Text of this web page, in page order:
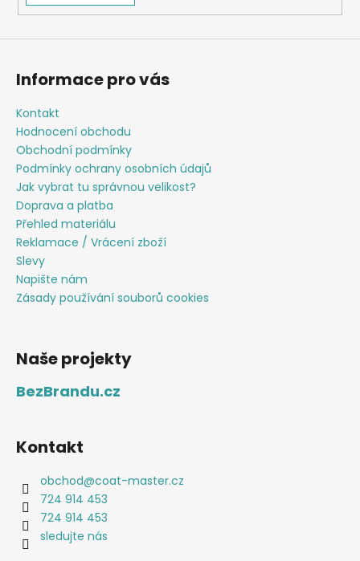
y
Informace pro vás
Kontakt
Hodnocení obchodu
Obchodní podmínky
Podmínky ochrany osobních údajů
Jak vybrat tu správnou velikost?
Doprava a platba
Přehled materiálu
Reklamace / Vrácení zboží
Slevy
Napište nám
Zásady používání souborů cookies
Naše projekty
BezBrandu.cz
Kontakt
obchod@coat-master.cz
724 914 453
724 914 453
sledujte nás